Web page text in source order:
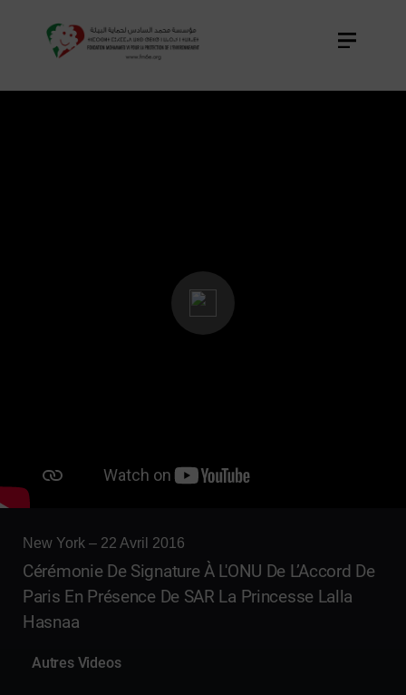
New York – 22 Avril 2016
Cérémonie De Signature À L'ONU De L’Accord De
Paris En Présence De SAR La Princesse Lalla
Hasnaa
Autres Videos